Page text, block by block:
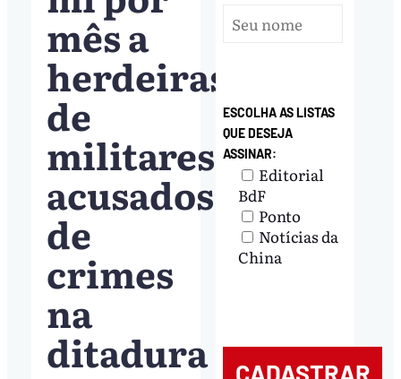
mês a
herdeiras
de
militares
acusados
de
crimes
na
ditadura
ESCOLHA AS LISTAS
QUE DESEJA
ASSINAR:
Editorial
BdF
Ponto
Notícias da
China